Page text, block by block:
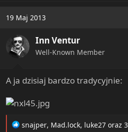
19 Maj 2013
Inn Ventur
Well-Known Member
A ja dzisiaj bardzo tradycyjnie:
R
snajper, Mad.lock, luke27 oraz